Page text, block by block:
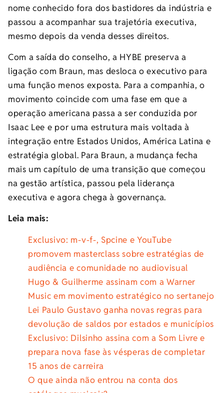
nome conhecido fora dos bastidores da indústria e
passou a acompanhar sua trajetória executiva,
mesmo depois da venda desses direitos.
Com a saída do conselho, a HYBE preserva a
ligação com Braun, mas desloca o executivo para
uma função menos exposta. Para a companhia, o
movimento coincide com uma fase em que a
operação americana passa a ser conduzida por
Isaac Lee e por uma estrutura mais voltada à
integração entre Estados Unidos, América Latina e
estratégia global. Para Braun, a mudança fecha
mais um capítulo de uma transição que começou
na gestão artística, passou pela liderança
executiva e agora chega à governança.
Leia mais:
Exclusivo: m-v-f-, Spcine e YouTube
promovem masterclass sobre estratégias de
audiência e comunidade no audiovisual
Hugo & Guilherme assinam com a Warner
Music em movimento estratégico no sertanejo
Lei Paulo Gustavo ganha novas regras para
devolução de saldos por estados e municípios
Exclusivo: Dilsinho assina com a Som Livre e
prepara nova fase às vésperas de completar
15 anos de carreira
O que ainda não entrou na conta dos